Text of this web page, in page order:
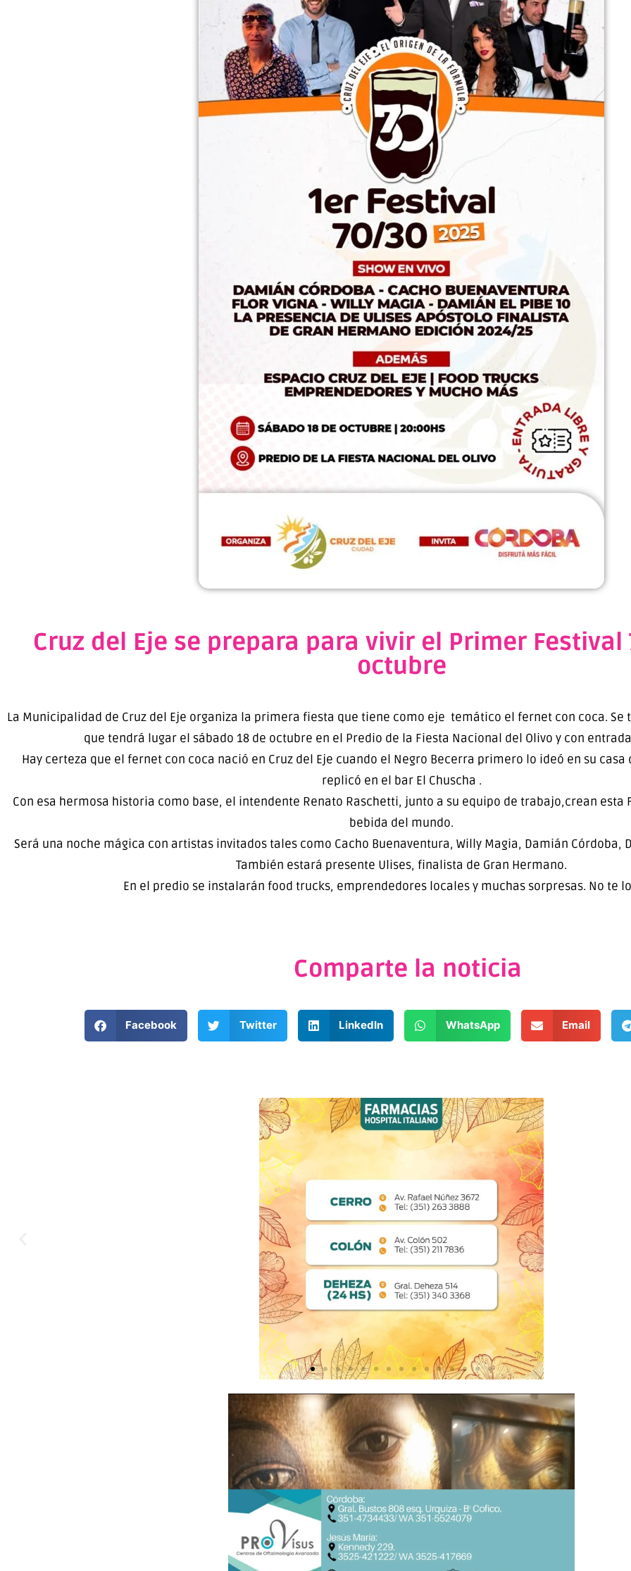
Cruz del Eje se prepara para vivir el Primer Festival
octubre
La Municipalidad de Cruz del Eje organiza la primera fiesta que tiene como eje temático el fernet con coca. Se
que tendrá lugar el sábado 18 de octubre en el Predio de la Fiesta Nacional del Olivo y con
Hay certeza que el fernet con coca nació en Cruz del Eje cuando el Negro Becerra primero lo ideó en su casa
replicó en el bar El Chuscha .
Con esa hermosa historia como base, el intendente Renato Raschetti, junto a su equipo de trabajo,crean
bebida del mundo.
Será una noche mágica con artistas invitados tales como Cacho Buenaventura, Willy Magia, Damián Córdoba,
También estará presente Ulises, finalista de Gran Hermano.
En el predio se instalarán food trucks, emprendedores locales y muchas sorpresas. No te
Comparte la noticia
Facebook Twitter LinkedIn WhatsApp Email